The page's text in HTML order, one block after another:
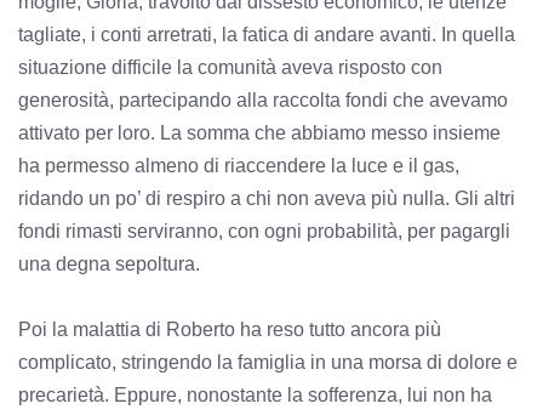
tagliate, i conti arretrati, la fatica di andare avanti. In quella
situazione difficile la comunità aveva risposto con
generosità, partecipando alla raccolta fondi che avevamo
attivato per loro. La somma che abbiamo messo insieme
ha permesso almeno di riaccendere la luce e il gas,
ridando un po’ di respiro a chi non aveva più nulla. Gli altri
fondi rimasti serviranno, con ogni probabilità, per pagargli
una degna sepoltura.
Poi la malattia di Roberto ha reso tutto ancora più
complicato, stringendo la famiglia in una morsa di dolore e
precarietà. Eppure, nonostante la sofferenza, lui non ha